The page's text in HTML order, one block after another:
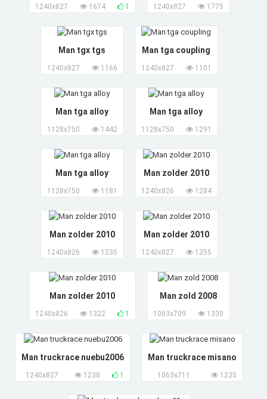
1240x827 1
1674 1240x827 1775
Man tgx tgs
1240x827 1166
Man tga coupling
1240x827 1101
Man tga alloy
1128x750 1442
Man tga alloy
1128x750 1291
Man tga alloy
1128x750 1181
Man zolder 2010
1240x826 1284
Man zolder 2010
1240x826 1235
Man zolder 2010
1240x827 1355
Man zolder 2010
1240x826 1
1322
Man zold 2008
1063x709 1330
Man truckrace nuebu2006
1240x827 1
1238
Man truckrace misano
1063x711 1235